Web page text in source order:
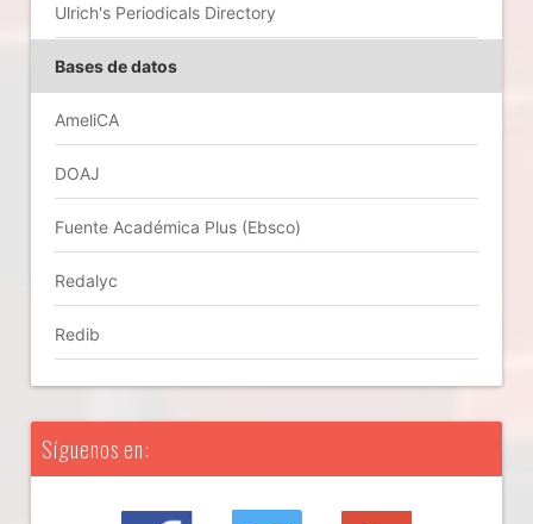
Ulrich's Periodicals Directory
Bases de datos
AmeliCA
DOAJ
Fuente Académica Plus (Ebsco)
Redalyc
Redib
Síguenos en: